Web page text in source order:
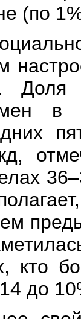
(по
в
кто
до